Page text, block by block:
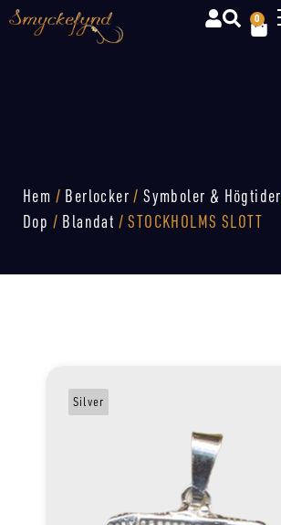
0
Hem / Berlocker /Symboler & Högtider
Dop / Blandat / STOCKHOLMS SLOTT
Silver